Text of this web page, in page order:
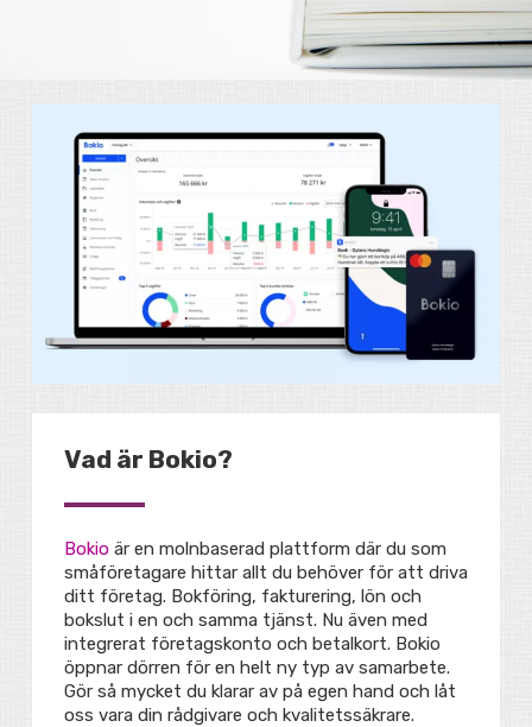
Vad är Bokio?
Bokioär en molnbaserad plattform där du som
småföretagare hittar allt du behöver för att driva
ditt företag. Bokföring, fakturering, lön och
bokslut i en och samma tjänst. Nu även med
integrerat företagskonto och betalkort. Bokio
öppnar dörren för en helt ny typ av samarbete.
Gör så mycket du klarar av på egen hand och låt
oss vara din rådgivare och kvalitetssäkrare.